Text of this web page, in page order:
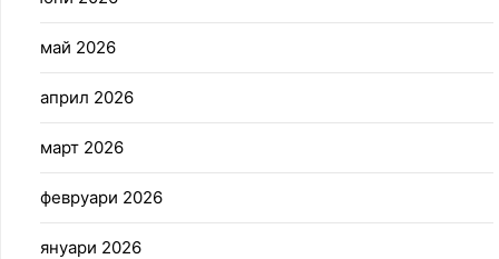
май 2026
април 2026
март 2026
февруари 2026
януари 2026